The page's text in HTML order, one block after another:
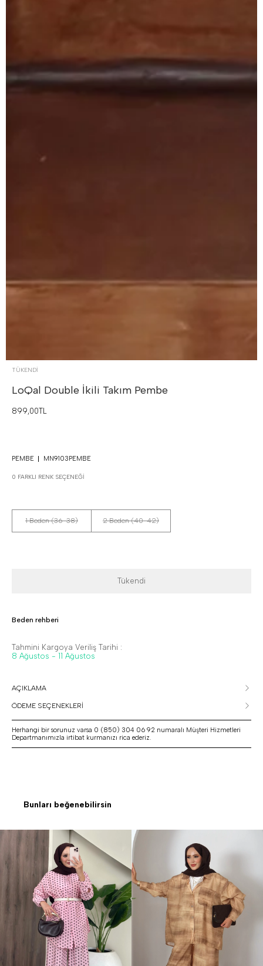
TÜKENDI
LoQal Double İkili Takım Pembe
899,00TL
PEMBE MN9103PEMBE
0 FARKLI RENK SEÇENEĞI
1 Beden (36-38) 2 Beden (40-42)
Tükendi
Beden rehberi
Tahmini Kargoya Veriliş Tarihi :
8 Ağustos - 11 Ağustos
AÇIKLAMA
ÖDEME SEÇENEKLERİ
Herhangi bir sorunuz varsa 0 (850) 304 06 92 numaralı Müşteri Hizmetleri
Departmanımızla irtibat kurmanızı rica ederiz.
Bunları beğenebilirsin